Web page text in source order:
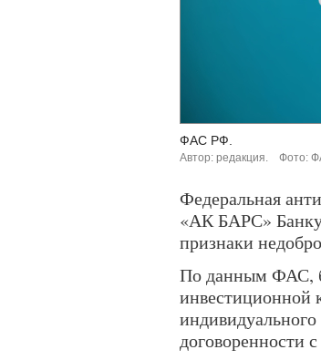
ФАС РФ.
Автор: редакция. Фото:
Федеральная
«АК БАРС»
признаки
По данным ФАС,
договоренности